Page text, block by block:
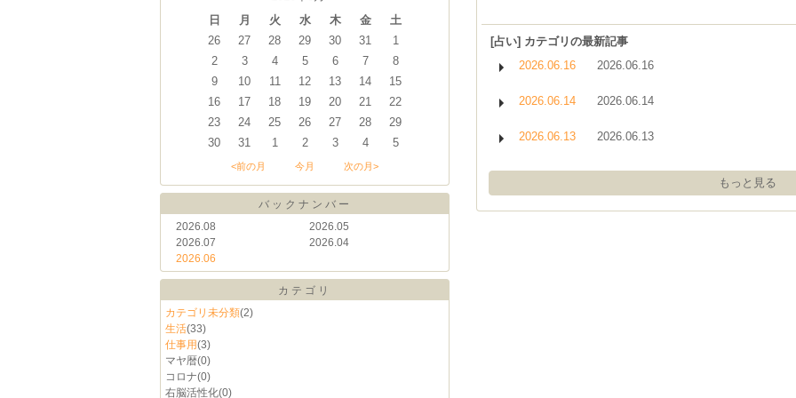
日
月 火 水 木 金
土
26
27 28 29 30 31
1
2
3 4 5 6 7
8
9
10 11 12 13 14
15
16
17 18 19 20 21
22
23
24 25 26 27 28
29
30
31 1 2 3 4 5
<前の月 今月 次の月>
バックナンバー
2026.08
2026.07
2026.06
2026.05
2026.04
カテゴリ
カテゴリ未分類(2)
生活(33)
仕事用(3)
マヤ暦(0)
コロナ(0)
右脳活性化(0)
[占い] カテゴリの最新記事
2026.06.16
2026.06.16
2026.06.14 2026.06.14
2026.06.13 2026.06.13
もっと見る